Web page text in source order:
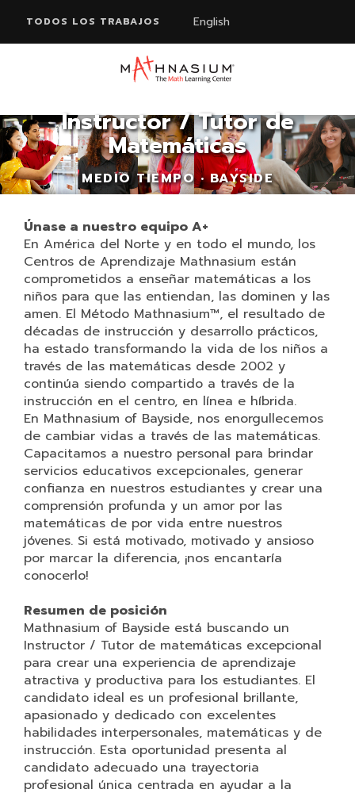
TODOS LOS TRABAJOS English
Instructor / Tutor de
Matemáticas
MEDIO TIEMPO • BAYSIDE
Únase a nuestro equipo A+
En América del Norte y en todo el mundo, los
Centros de Aprendizaje Mathnasium están
comprometidos a enseñar matemáticas a los
niños para que las entiendan, las dominen y las
amen. El Método Mathnasium™, el resultado de
décadas de instrucción y desarrollo prácticos,
ha estado transformando la vida de los niños a
través de las matemáticas desde 2002 y
continúa siendo compartido a través de la
instrucción en el centro, en línea e híbrida.
En Mathnasium of Bayside, nos enorgullecemos
de cambiar vidas a través de las matemáticas.
Capacitamos a nuestro personal para brindar
servicios educativos excepcionales, generar
confianza en nuestros estudiantes y crear una
comprensión profunda y un amor por las
matemáticas de por vida entre nuestros
jóvenes. Si está motivado, motivado y ansioso
por marcar la diferencia, ¡nos encantaría
conocerlo!
Resumen de posición
Mathnasium of Bayside está buscando un
Instructor / Tutor de matemáticas excepcional
para crear una experiencia de aprendizaje
atractiva y productiva para los estudiantes. El
candidato ideal es un profesional brillante,
apasionado y dedicado con excelentes
habilidades interpersonales, matemáticas y de
instrucción. Esta oportunidad presenta al
candidato adecuado una trayectoria
profesional única centrada en ayudar a la